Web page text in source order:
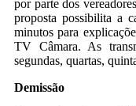
por parte dos
proposta possibilita a
minutos para
TV Câmara. As
segundas, quartas,
Demissão